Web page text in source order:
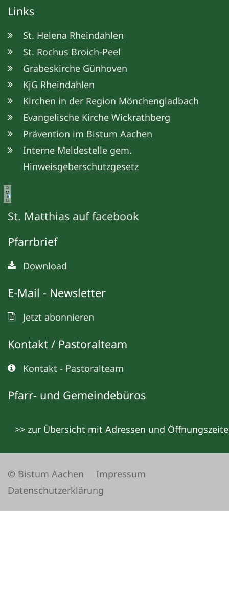
Links
St. Helena Rheindahlen
St. Rochus Broich-Peel
Grabeskirche Günhoven
KjG Rheindahlen
Kirchen in der Region Mönchengladbach
Evangelische Kirche Wickrathberg
Prävention im Bistum Aachen
Interne Meldestelle gem.
Hinweisgeberschutzgesetz
©
M
e
ta
St. Matthias auf facebook
Pfarrbrief
Download
E-Mail - Newsletter
Jetzt abonnieren
Kontakt / Pastoralteam
Kontakt - Pastoralteam
Pfarr- und Gemeindebüros
>> zur Übersicht mit Adressen und
© Bistum Aachen
Impressum
Datenschutzerklärung